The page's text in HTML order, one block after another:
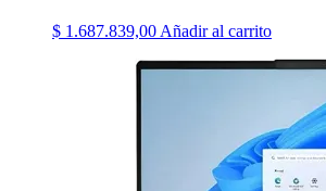
$ 1.687.839,00 Añadir al carrito